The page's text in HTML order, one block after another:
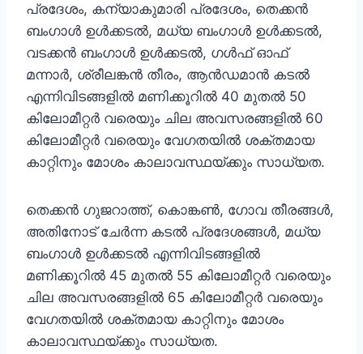
പ്രദേശം, കന്യാകുമാരി പ്രദേശം, തെക്കൻ
ബംഗാൾ ഉൾക്കടൽ, മധ്യ ബംഗാൾ ഉൾക്കടൽ,
വടക്കൻ ബംഗാൾ ഉൾക്കടൽ, ഗൾഫ് ഓഫ്
മന്നാർ, ശ്രീലങ്കൻ തീരം, ആൻഡമാൻ കടൽ
എന്നിവിടങ്ങളിൽ മണിക്കൂറിൽ 40 മുതൽ 50
കിലോമീറ്റർ വരെയും ചില അവസരങ്ങളിൽ 60
കിലോമീറ്റർ വരെയും വേഗതയിൽ ശക്തമായ
കാറ്റിനും മോശം കാലാവസ്ഥയ്ക്കും സാധ്യത.
തെക്കൻ ഗുജറാത്ത്, കൊങ്കൺ, ഗോവ തീരങ്ങൾ,
അതിനോട് ചേർന്ന കടൽ പ്രദേശങ്ങൾ, മധ്യ
ബംഗാൾ ഉൾക്കടൽ എന്നിവിടങ്ങളിൽ
മണിക്കൂറിൽ 45 മുതൽ 55 കിലോമീറ്റർ വരെയും
ചില അവസരങ്ങളിൽ 65 കിലോമീറ്റർ വരെയും
വേഗതയിൽ ശക്തമായ കാറ്റിനും മോശം
കാലാവസ്ഥയ്ക്കും സാധ്യത.